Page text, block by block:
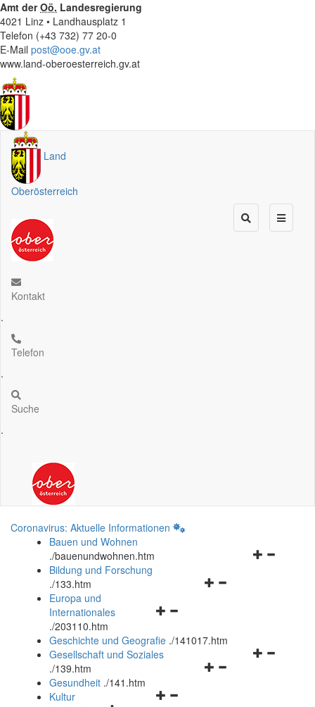
Amt derOö. Landesregierung
4021 Linz • Landhausplatz 1
Telefon (+43 732) 77 20-0
E-Mail post@ooe.gv.at
www.land-oberoesterreich.gv.at
Land
Oberösterreich
Kontakt
.
Telefon
.
Suche
.
Coronavirus: Aktuelle Informationen
Bauen und Wohnen
./bauenundwohnen.htm
Navigationsmenü
Bildung und Forschung
./133.htm
Navigationsmenü
und
schließen
Europa und
Internationales
./203110.htm
Geschichte und Geografie ./141017.htm
Navigationsmenü
Gesellschaft und Soziales
./139.htm
Navigationsmenü
Gesundheit ./141.htm
Kultur